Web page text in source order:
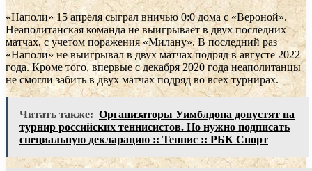
«Наполи» 15 апреля сыграл вничью 0:0 дома с «Вероной».
Неаполитанская команда не выигрывает в двух последних
матчах, с учетом поражения «Милану». В последний раз
«Наполи» не выигрывал в двух матчах подряд в августе 2022
года. Кроме того, впервые с декабря 2020 года неаполитанцы
не смогли забить в двух матчах подряд во всех турнирах.
Читать также: Организаторы Уимблдона допустят на
турнир российских теннисистов. Но нужно подписать
специальную декларацию :: Теннис :: РБК Спорт